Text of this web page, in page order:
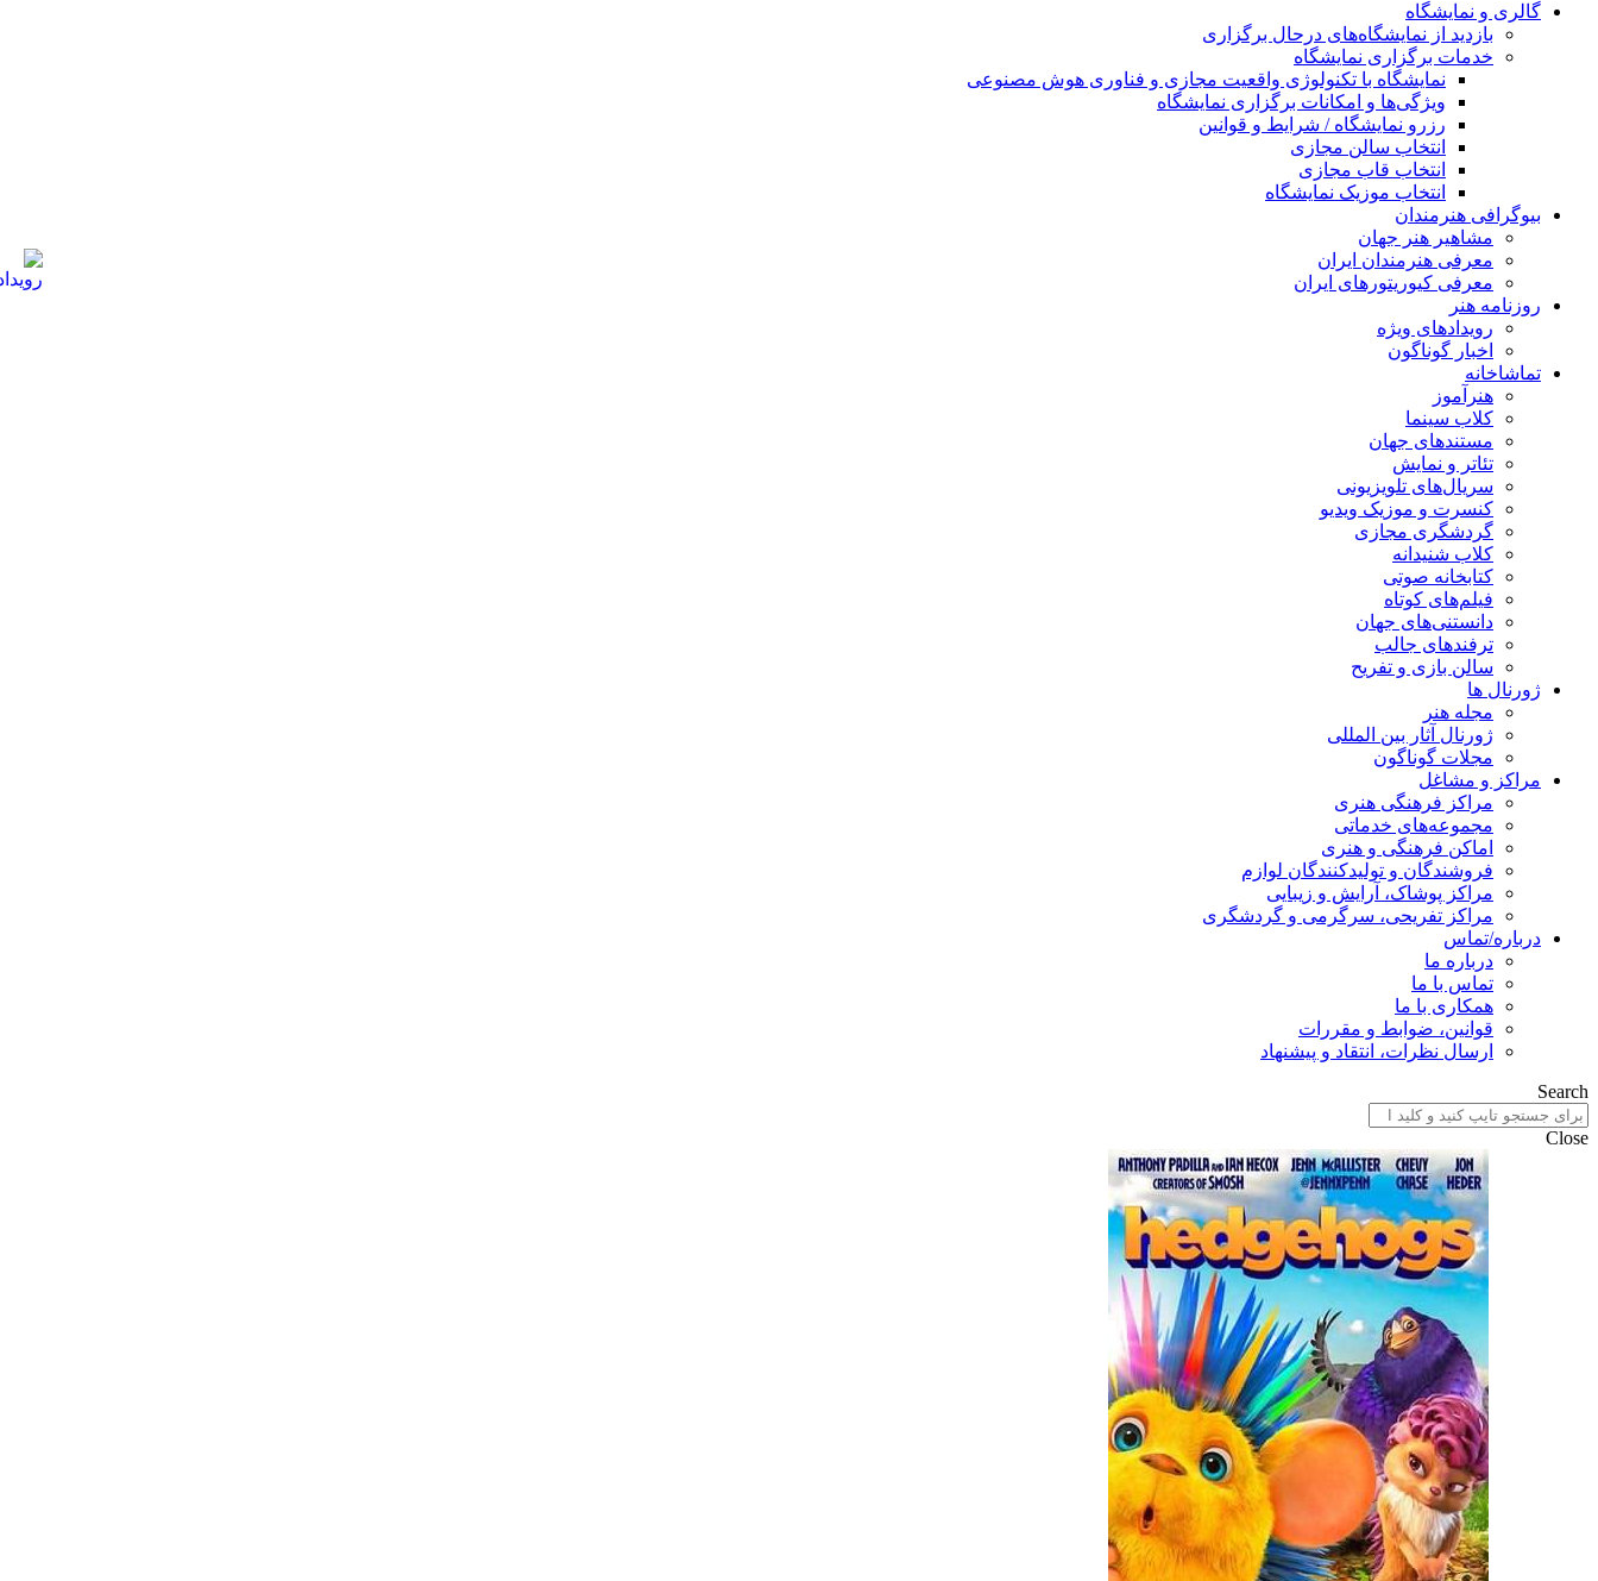
گالری و نمایشگاه
بازدید از نمایشگاه‌های درحال برگزاری
خدمات برگزاری نمایشگاه
نمایشگاه با تکنولوژی واقعیت مجازی و فناوری هوش مصنوعی
ویژگی‌ها و امکانات برگزاری نمایشگاه
رزرو نمایشگاه / شرایط و قوانین
انتخاب سالن مجازی
انتخاب قاب مجازی
انتخاب موزیک نمایشگاه
بیوگرافی هنرمندان
مشاهیر هنر جهان
معرفی هنرمندان ایران
معرفی کیوریتورهای ایران
روزنامه هنر
رویدادهای ویژه
اخبار گوناگون
تماشاخانه
هنرآموز
کلاب سینما
مستندهای جهان
تئاتر و نمایش
سریال‌های تلویزیونی
کنسرت و موزیک ویدیو
گردشگری مجازی
کلاب شنیدانه
کتابخانه صوتی
فیلم‌های کوتاه
دانستنی‌های جهان
ترفندهای جالب
سالن بازی و تفریح
ژورنال ها
مجله هنر
ژورنال آثار بین المللی
مجلات گوناگون
مراکز و مشاغل
مراکز فرهنگی هنری
مجموعه‌های خدماتی
اماکن فرهنگی و هنری
فروشندگان و تولیدکنندگان لوازم
مراکز پوشاک، آرایش و زیبایی
مراکز تفریحی، سرگرمی و گردشگری
درباره/تماس
درباره ما
تماس با ما
همکاری با ما
قوانین، ضوابط و مقررات
ارسال نظرات، انتقاد و پیشنهاد
Search
Close